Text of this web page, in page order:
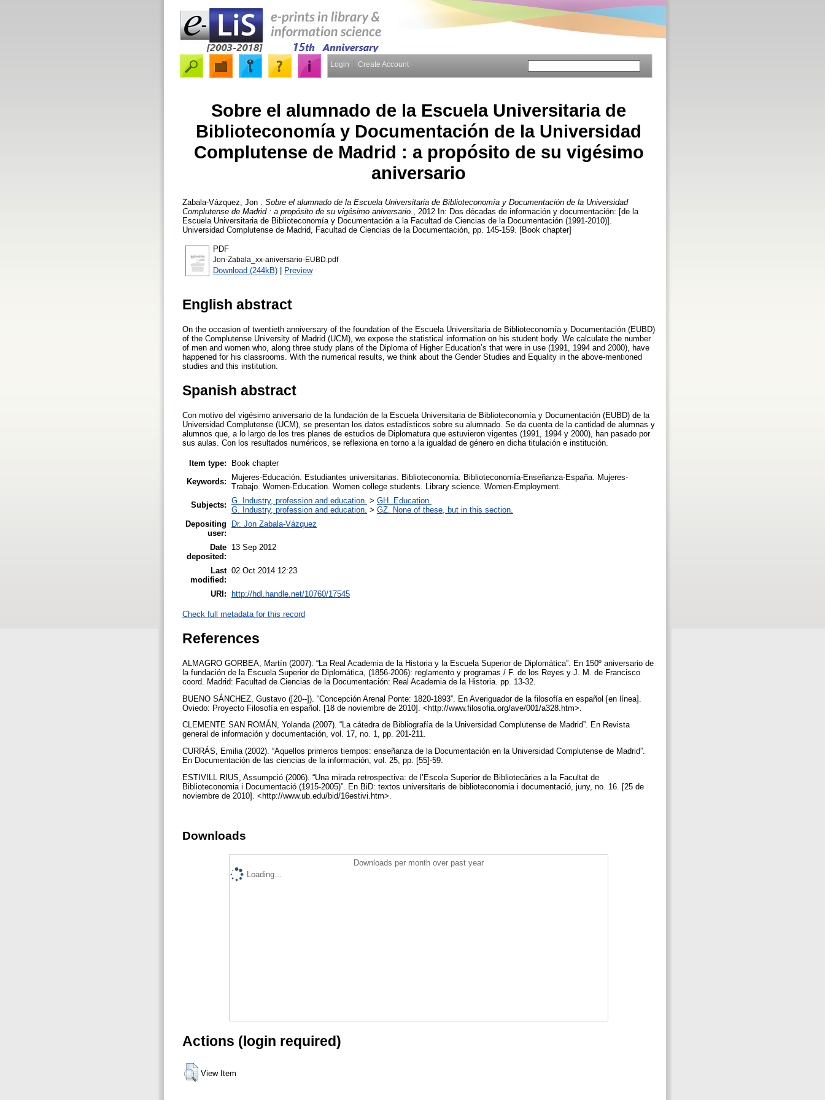
Login Create Account
Sobre el alumnado de la Escuela Universitaria de
Biblioteconomía y Documentación de la Universidad
Complutense de Madrid : a propósito de su vigésimo
aniversario
Zabala-Vázquez, Jon
Sobre el alumnado de la Escuela Universitaria de Biblioteconomía y Documentación de la Universidad
Complutense de Madrid : a propósito de su vigésimo aniversario.
, 2012 In: Dos décadas de información y documentación: [de la
Escuela Universitaria de Biblioteconomía y Documentación a la Facultad de Ciencias de la Documentación (1991-2010)].
Universidad Complutense de Madrid, Facultad de Ciencias de la Documentación, pp. 145-159. [Book chapter]
PDF
Jon-Zabala_xx-aniversario-EUBD.pdf
Download (244kB) | Preview
English abstract
On the occasion of twentieth anniversary of the foundation of the Escuela Universitaria de Biblioteconomía y Documentación (EUBD)
of the Complutense University of Madrid (UCM), we expose the statistical information on his student body. We calculate the number
of men and women who, along three study plans of the Diploma of Higher Education’s that were in use (1991, 1994 and 2000), have
happened for his classrooms. With the numerical results, we think about the Gender Studies and Equality in the above-mentioned
studies and this institution.
Spanish abstract
Con motivo del vigésimo aniversario de la fundación de la Escuela Universitaria de Biblioteconomía y Documentación (EUBD) de la
Universidad Complutense (UCM), se presentan los datos estadísticos sobre su alumnado. Se da cuenta de la cantidad de alumnas y
alumnos que, a lo largo de los tres planes de estudios de Diplomatura que estuvieron vigentes (1991, 1994 y 2000), han pasado por
sus aulas. Con los resultados numéricos, se reflexiona en torno a la igualdad de género en dicha titulación e institución.
Item type:
Book chapter
Keywords:
Mujeres-Educación. Estudiantes universitarias. Biblioteconomía. Biblioteconomía-Enseñanza-España. Mujeres-
Trabajo. Women-Education. Women college students. Library science. Women-Employment.
Subjects: G. Industry, profession and education. > GH. Education.
G. Industry, profession and education. > GZ. None of these, but in this section.
Depositing
user:
Dr. Jon Zabala-Vázquez
Date
deposited:
13 Sep 2012
Last
modified:
02 Oct 2014 12:23
URI: http://hdl.handle.net/10760/17545
Check full metadata for this record
References
ALMAGRO GORBEA, Martín (2007). “La Real Academia de la Historia y la Escuela Superior de Diplomática”. En 150º aniversario de
la fundación de la Escuela Superior de Diplomática, (1856-2006): reglamento y programas / F. de los Reyes y J. M. de Francisco
coord. Madrid: Facultad de Ciencias de la Documentación: Real Academia de la Historia. pp. 13-32.
BUENO SÁNCHEZ, Gustavo ([20--]). “Concepción Arenal Ponte: 1820-1893”. En Averiguador de la filosofía en español [en línea].
Oviedo: Proyecto Filosofía en español. [18 de noviembre de 2010]. <http://www.filosofia.org/ave/001/a328.htm>.
CLEMENTE SAN ROMÁN, Yolanda (2007). “La cátedra de Bibliografía de la Universidad Complutense de Madrid”. En Revista
general de información y documentación, vol. 17, no. 1, pp. 201-211.
CURRÁS, Emilia (2002). “Aquellos primeros tiempos: enseñanza de la Documentación en la Universidad Complutense de Madrid”.
En Documentación de las ciencias de la información, vol. 25, pp. [55]-59.
ESTIVILL RIUS, Assumpció (2006). “Una mirada retrospectiva: de l’Escola Superior de Bibliotecàries a la Facultat de
Biblioteconomia i Documentació (1915-2005)”. En BiD: textos universitaris de biblioteconomia i documentació, juny, no. 16. [25 de
noviembre de 2010]. <http://www.ub.edu/bid/16estivi.htm>.
Downloads
Downloads per month over past year
Loading...
Actions (login required)
View Item